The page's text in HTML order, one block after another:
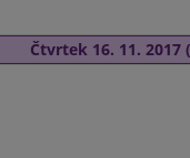
Čtvrtek 16. 11. 2017